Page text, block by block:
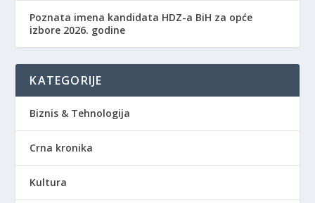
Poznata imena kandidata HDZ-a BiH za opće
izbore 2026. godine
KATEGORIJE
Biznis & Tehnologija
Crna kronika
Kultura